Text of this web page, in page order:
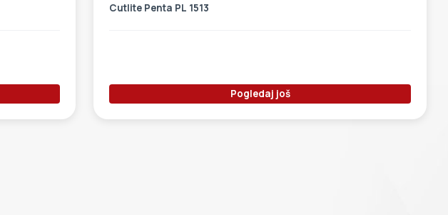
Cutlite Penta PL 1513
Pogledaj još